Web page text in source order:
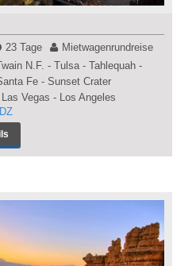
23 Tage
Mietwagenrundreise
N.F. - Tulsa - Tahlequah -
Fe - Sunset Crater
Vegas - Los Angeles